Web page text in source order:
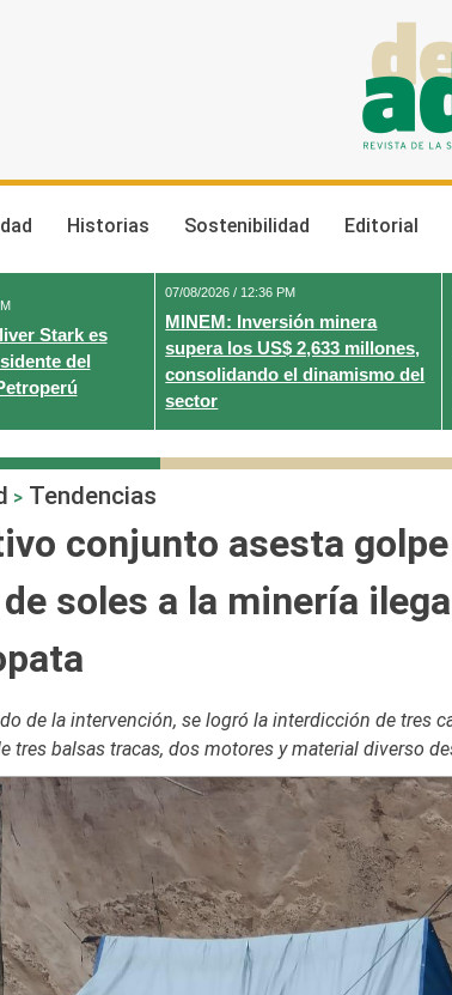
Historias Sostenibilidad Editorial
Stark es
del
07/08/2026 / 12:36 PM
MINEM: Inversión minera
supera los US$ 2,633 millones,
consolidando el dinamismo del
sector
> Tendencias
conjunto asesta
soles a la minería
de la intervención, se logró la interdicción de tres
tres balsas tracas, dos motores y material diverso